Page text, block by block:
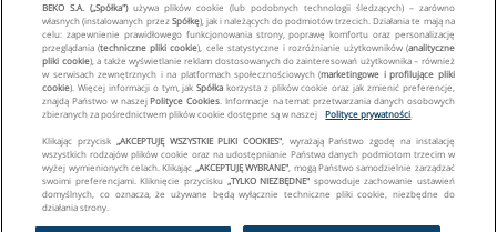
BEKO S.A. („Spółka")używa plików cookie (lub podobnych technologii śledzących) – zarówno
własnych (instalowanych przezSpółkę), jak i należących do podmiotów trzecich. Działania te mają na
celu: zapewnienie prawidłowego funkcjonowania strony, poprawę komfortu oraz personalizację
przeglądania (techniczne pliki cookie), cele statystyczne i rozróżnianie użytkowników (analityczne
pliki cookie), a także wyświetlanie reklam dostosowanych do zainteresowań użytkownika – również
w serwisach zewnętrznych i na platformach społecznościowych (marketingowe i profilujące pliki
cookie). Więcej informacji o tym, jakSpółka korzysta z plików cookie oraz jak zmienić preferencje,
znajdą Państwo w naszejPolityce Cookies . Informacje na temat przetwarzania danych osobowych
zbieranych za pośrednictwem plików cookie dostępne są w naszej
Polityce prywatności
Klikając przycisk „AKCEPTUJĘ WSZYSTKIE PLIKI COOKIES" , wyrażają Państwo zgodę na instalację
wszystkich rodzajów plików cookie oraz na udostępnianie Państwa danych podmiotom trzecim w
wyżej wymienionych celach. Klikając „AKCEPTUJĘ WYBRANE" , mogą Państwo samodzielnie zarządzać
swoimi preferencjami. Kliknięcie przycisku „TYLKO NIEZBĘDNE" spowoduje zachowanie ustawień
domyślnych, co oznacza, że używane będą wyłącznie techniczne pliki cookie, niezbędne do
działania strony.